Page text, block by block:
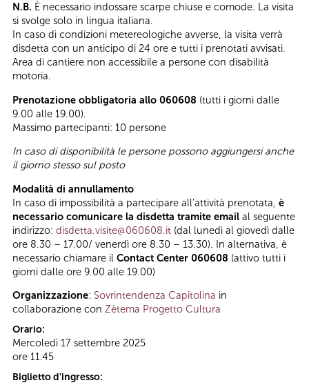
N.B. È necessario indossare scarpe chiuse e comode. La visita
si svolge solo in lingua italiana.
In caso di condizioni metereologiche avverse, la visita verrà
disdetta con un anticipo di 24 ore e tutti i prenotati avvisati.
Area di cantiere non accessibile a persone con disabilità
motoria.
Prenotazione obbligatoria allo 060608 (tutti i giorni dalle
9.00 alle 19.00).
Massimo partecipanti: 10 persone
In caso di disponibilità le persone possono aggiungersi anche
il giorno stesso sul posto
Modalità di annullamento
In caso di impossibilità a partecipare all’attività prenotata, è
necessario comunicare la disdetta tramite email al seguente
indirizzo: disdetta.visite@060608.it (dal lunedì al giovedì dalle
ore 8.30 – 17.00/ venerdì ore 8.30 – 13.30). In alternativa, è
necessario chiamare il Contact Center 060608 (attivo tutti i
giorni dalle ore 9.00 alle 19.00)
Organizzazione: Sovrintendenza Capitolina in
collaborazione con Zètema Progetto Cultura
Orario:
Mercoledì 17 settembre 2025
ore 11.45
Biglietto d'ingresso: